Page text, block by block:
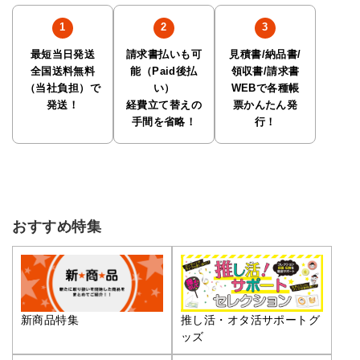
最短当日発送
全国送料無料
（当社負担）で
発送！
請求書払いも可
能（Paid後払
い）
経費立て替えの
手間を省略！
見積書/納品書/
領収書/請求書
WEBで各種帳
票かんたん発
行！
おすすめ特集
新商品特集
推し活・オタ活サポートグ
ッズ